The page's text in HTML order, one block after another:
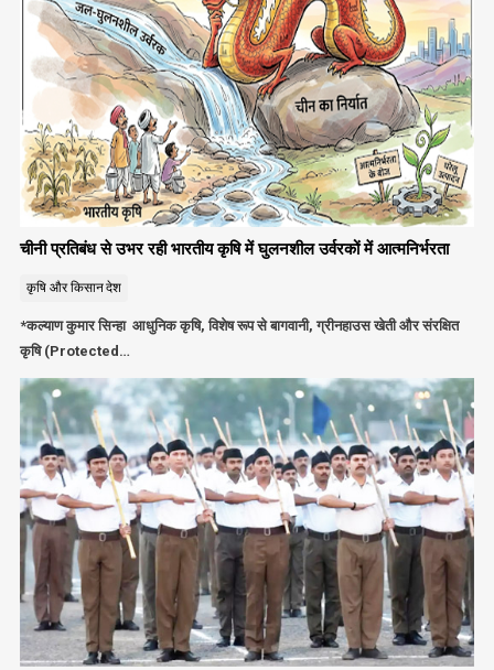
चीनी प्रतिबंध से उभर रही भारतीय कृषि में घुलनशील उर्वरकों में आत्मनिर्भरता
कृषि और किसानदेश
*कल्याण कुमार सिन्हा आधुनिक कृषि, विशेष रूप से बागवानी, ग्रीनहाउस खेती और संरक्षित
कृषि (Protected…